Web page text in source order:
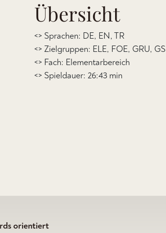
Übersicht
<> Sprachen: DE, EN, TR
<> Zielgruppen: ELE, FOE, GRU, GS
<> Fach: Elementarbereich
<> Spieldauer: 26:43 min
orientiert